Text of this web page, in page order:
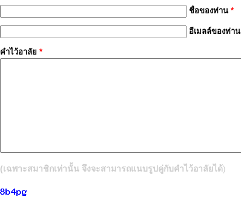
ชื่อของท่าน*
อีเมลล์ของท่าน
คำไว้อาลัย *
(เฉพาะสมาชิกเท่านั้น จึงจะสามารถแนบรูปคู่กับคำไว้อาลัยได้)